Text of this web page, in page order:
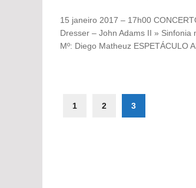
15 janeiro 2017 – 17h00
Dresser – John Adams II »
Mº: Diego Matheuz ESPETÁCULO
1 2 3